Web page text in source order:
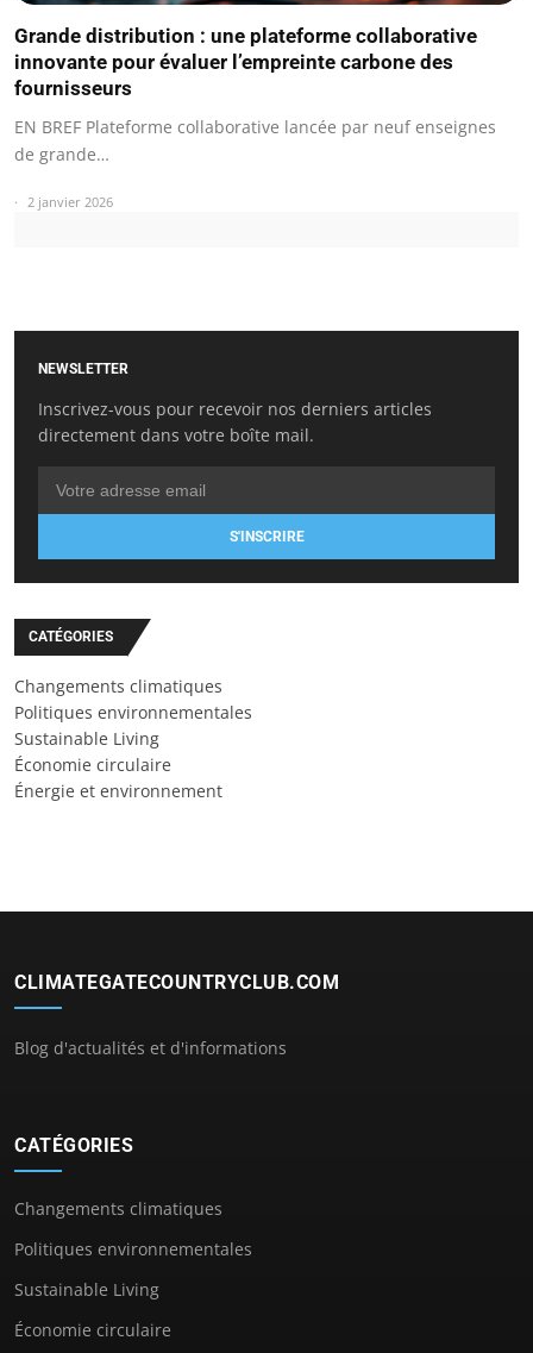
Grande distribution : une plateforme collaborative
innovante pour évaluer l’empreinte carbone des
fournisseurs
EN BREF Plateforme collaborative lancée par neuf enseignes
de grande…
2 janvier 2026
NEWSLETTER
Inscrivez-vous pour recevoir nos derniers articles
directement dans votre boîte mail.
S'INSCRIRE
CATÉGORIES
Changements climatiques
Politiques environnementales
Sustainable Living
Économie circulaire
Énergie et environnement
CLIMATEGATECOUNTRYCLUB.COM
Blog d'actualités et d'informations
CATÉGORIES
Changements climatiques
Politiques environnementales
Sustainable Living
Économie circulaire